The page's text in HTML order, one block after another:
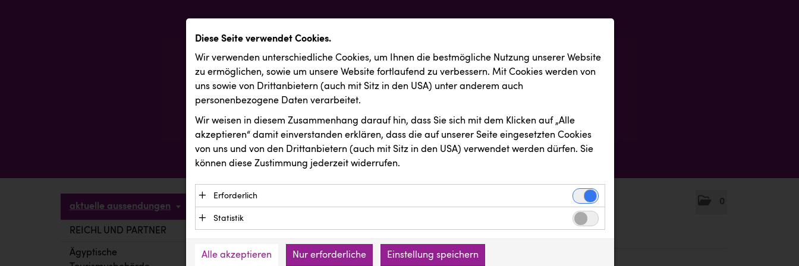
0
aktuelle aussendungen
REICHL UND PARTNER
Ägyptische
Diese Seite verwendet Cookies.
Wir verwenden unterschiedliche Cookies, um Ihnen die best­mögliche Nutzung unserer Website
zu ermöglichen, sowie um unsere Website fortlaufend zu verbessern. Mit Cookies werden von
uns sowie von Drittanbietern (auch mit Sitz in den USA) unter anderem auch
personenbezogene Daten verarbeitet.
Wir weisen in diesem Zusammenhang darauf hin, dass Sie sich mit dem Klicken auf „Alle
akzeptieren“ damit ein­ver­standen erklären, dass die auf unserer Seite eingesetzten Cookies
von uns und von den Drittanbietern (auch mit Sitz in den USA) verwendet werden dürfen. Sie
können diese Zustimmung jederzeit widerrufen.
Erforderlich
Essenzielle Cookies ermöglichen grundlegende Funktionen und sind für die einwandfreie
Funktion der Website erforderlich. Diese Cookies speichern keine personenbezogenen
Daten und werden an keine Dritten übermittelt.
Anbieter: Eigentümer der Website (Erstanbieter)
Statistik
verstehen, wie unsere Besucher unsere Website nutzen.
Alle akzeptieren Nur erforderliche Einstellung speichern